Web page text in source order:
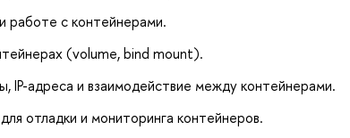
работе с контейнерами.
(volume, bind mount).
IP-адреса и взаимодействие между контейнерами.
отладки и мониторинга контейнеров.